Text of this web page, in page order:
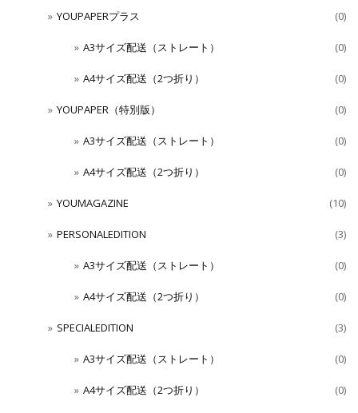
YOUPAPERプラス (0)
A3サイズ配送（ストレート） (0)
A4サイズ配送（2つ折り） (0)
YOUPAPER（特別版） (0)
A3サイズ配送（ストレート） (0)
A4サイズ配送（2つ折り） (0)
YOUMAGAZINE (10)
PERSONALEDITION (3)
A3サイズ配送（ストレート） (0)
A4サイズ配送（2つ折り） (0)
SPECIALEDITION (3)
A3サイズ配送（ストレート） (0)
A4サイズ配送（2つ折り） (0)